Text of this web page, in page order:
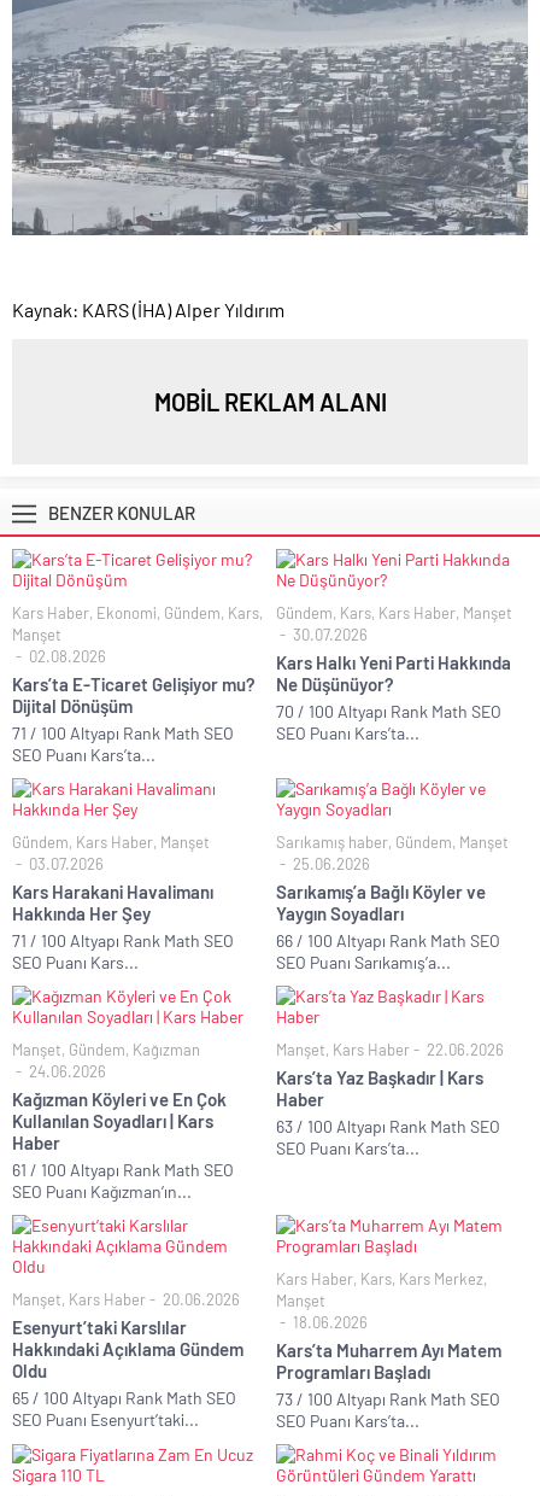
Kaynak: KARS (İHA) Alper Yıldırım
MOBİL REKLAM ALANI
BENZER KONULAR
Kars Haber, Ekonomi, Gündem, Kars,
Manşet
02.08.2026
Kars’ta E-Ticaret Gelişiyor mu?
Dijital Dönüşüm
71 / 100 Altyapı Rank Math SEO
SEO Puanı Kars’ta...
Gündem, Kars, Kars Haber, Manşet
30.07.2026
Kars Halkı Yeni Parti Hakkında
Ne Düşünüyor?
70 / 100 Altyapı Rank Math SEO
SEO Puanı Kars’ta...
Gündem, Kars Haber, Manşet
03.07.2026
Kars Harakani Havalimanı
Hakkında Her Şey
71 / 100 Altyapı Rank Math SEO
SEO Puanı Kars...
Sarıkamış haber, Gündem, Manşet
25.06.2026
Sarıkamış’a Bağlı Köyler ve
Yaygın Soyadları
66 / 100 Altyapı Rank Math SEO
SEO Puanı Sarıkamış’a...
Manşet, Gündem, Kağızman
24.06.2026
Kağızman Köyleri ve En Çok
Kullanılan Soyadları | Kars
Haber
61 / 100 Altyapı Rank Math SEO
SEO Puanı Kağızman’ın...
Manşet, Kars Haber 22.06.2026
Kars’ta Yaz Başkadır | Kars
Haber
63 / 100 Altyapı Rank Math SEO
SEO Puanı Kars’ta...
Manşet, Kars Haber 20.06.2026
Esenyurt’taki Karslılar
Hakkındaki Açıklama Gündem
Oldu
65 / 100 Altyapı Rank Math SEO
SEO Puanı Esenyurt’taki...
Kars Haber, Kars, Kars Merkez,
Manşet
18.06.2026
Kars’ta Muharrem Ayı Matem
Programları Başladı
73 / 100 Altyapı Rank Math SEO
SEO Puanı Kars’ta...